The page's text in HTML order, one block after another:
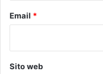
Email *
Sito web